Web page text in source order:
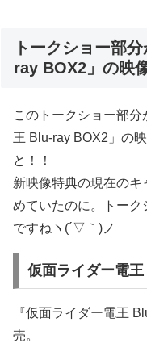
トークショー部
ray BOX2」の映
このトークショー部
王 Blu-ray BOX2」の
と！！
新映像特典の現在の
めていたのに。トー
ですねヽ(´▽｀)ノ
仮面ライダー電
『仮面ライダー電王
売。